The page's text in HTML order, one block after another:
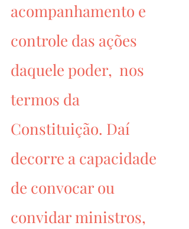
acompanhamento e
controle das ações
daquele poder,  nos
termos da
Constituição. Daí
decorre a capacidade
de convocar ou
convidar ministros,